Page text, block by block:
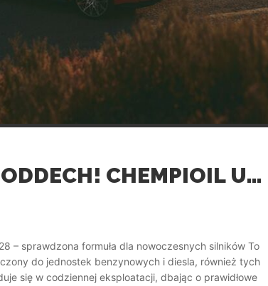
CZAS NA DŁUŻSZY ODDECH! CHEMPIOIL ULTRA 504/507 5W-30 CH9728
– sprawdzona formuła dla nowoczesnych silników To
do jednostek benzynowych i diesla, również tych
się w codziennej eksploatacji, dbając o prawidłowe